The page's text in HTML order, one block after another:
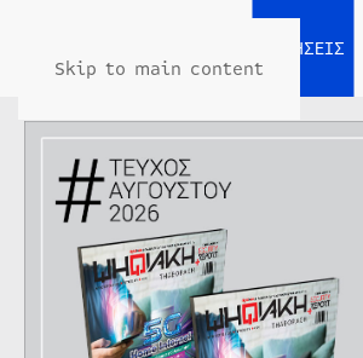
Skip to main content
ΕΙΔΗΣΕΙΣ